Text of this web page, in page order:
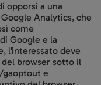
opporsi a una
Analytics, che
come
Google e la
l'interessato deve
browser sotto il
e